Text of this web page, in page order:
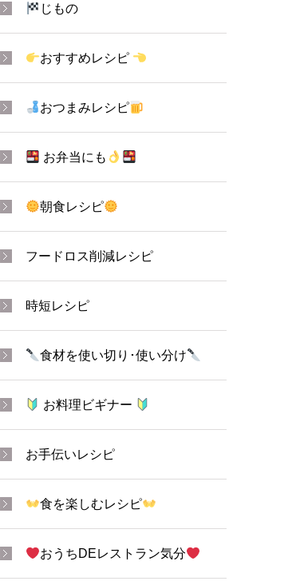
じもの
おすすめレシピ
おつまみレシピ
お弁当にも
朝食レシピ
フードロス削減レシピ
時短レシピ
食材を使い切り･使い分け
お料理ビギナー
お手伝いレシピ
食を楽しむレシピ
おうちDEレストラン気分